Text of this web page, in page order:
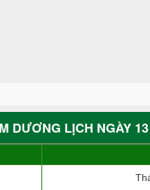
DƯƠNG LỊCH NGÀY 13